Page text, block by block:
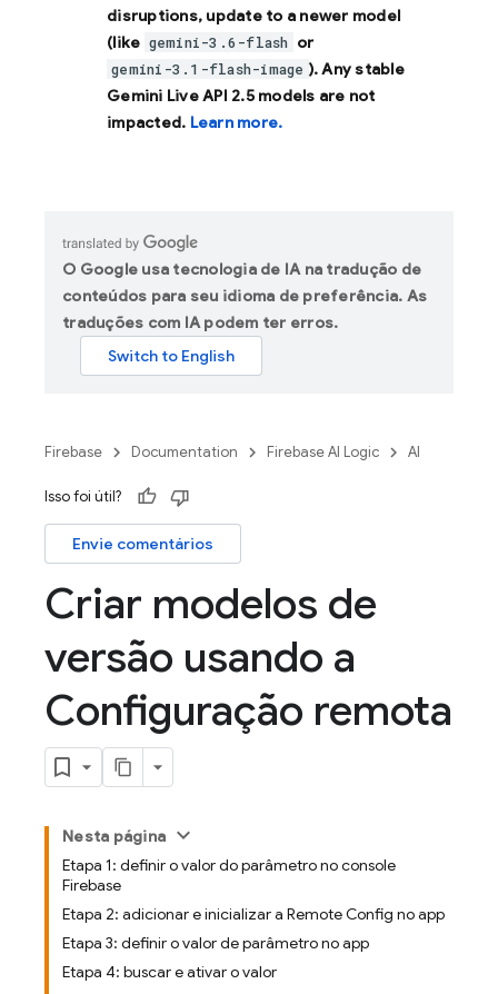
disruptions, update to a newer model
(like gemini-3.6-flash or
gemini-3.1-flash-image ). Any stable
Gemini Live API 2.5 models are not
impacted. Learn more.
O Google usa tecnologia de IA na tradução de
conteúdos para seu idioma de preferência. As
traduções com IA podem ter erros.
Firebase Documentation Firebase AI Logic AI
Isso foi útil?
Envie comentários
Criar modelos de
versão usando a
Configuração remota
Nesta página
Etapa 1: definir o valor do parâmetro no console
Firebase
Etapa 2: adicionar e inicializar a Remote Config no app
Etapa 3: definir o valor de parâmetro no app
Etapa 4: buscar e ativar o valor